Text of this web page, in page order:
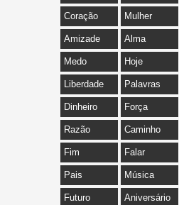
Coração Mulher
Amizade Alma
Medo Hoje
Liberdade Palavras
Dinheiro Força
Razão Caminho
Fim Falar
Pais Música
Futuro Aniversário